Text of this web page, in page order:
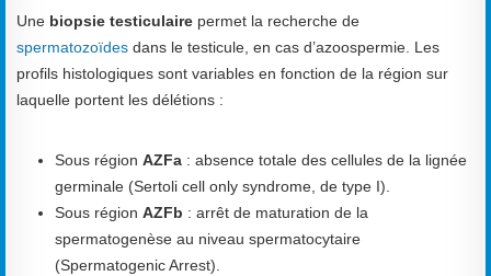
Une biopsie testiculaire permet la recherche de
spermatozoïdes dans le testicule, en cas d’azoospermie. Les
profils histologiques sont variables en fonction de la région sur
laquelle portent les délétions :
Sous région AZFa : absence totale des cellules de la lignée
germinale (Sertoli cell only syndrome, de type I).
Sous région AZFb : arrêt de maturation de la
spermatogenèse au niveau spermatocytaire
(Spermatogenic Arrest).